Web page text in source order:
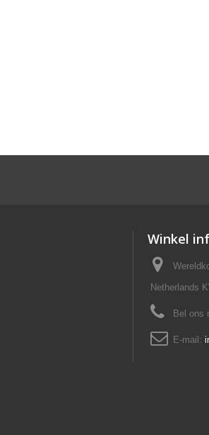
Winkel
Netherlands
Bel ons
E-mail: